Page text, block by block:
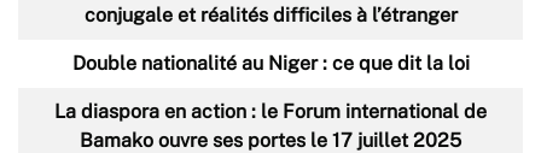
conjugale et réalités difficiles à l’étranger
Double nationalité au Niger : ce que dit la loi
La diaspora en action : le Forum international de
Bamako ouvre ses portes le 17 juillet 2025